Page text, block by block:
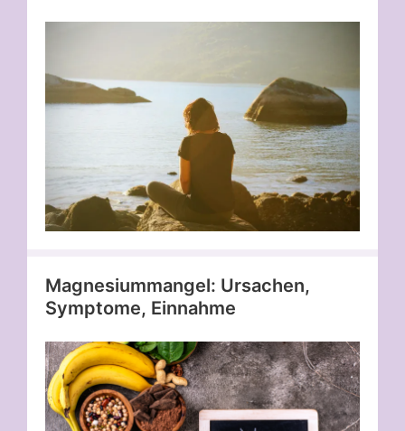
Magnesiummangel: Ursachen,
Symptome, Einnahme